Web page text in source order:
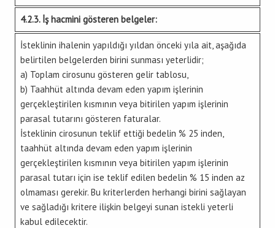
4.2.3. İş hacmini gösteren belgeler:
İsteklinin ihalenin yapıldığı yıldan önceki yıla ait, aşağıda
belirtilen belgelerden birini sunması yeterlidir;
a) Toplam cirosunu gösteren gelir tablosu,
b) Taahhüt altında devam eden yapım işlerinin
gerçekleştirilen kısmının veya bitirilen yapım işlerinin
parasal tutarını gösteren faturalar.
İsteklinin cirosunun teklif ettiği bedelin % 25 inden,
taahhüt altında devam eden yapım işlerinin
gerçekleştirilen kısmının veya bitirilen yapım işlerinin
parasal tutarı için ise teklif edilen bedelin % 15 inden az
olmaması gerekir. Bu kriterlerden herhangi birini sağlayan
ve sağladığı kritere ilişkin belgeyi sunan istekli yeterli
kabul edilecektir.